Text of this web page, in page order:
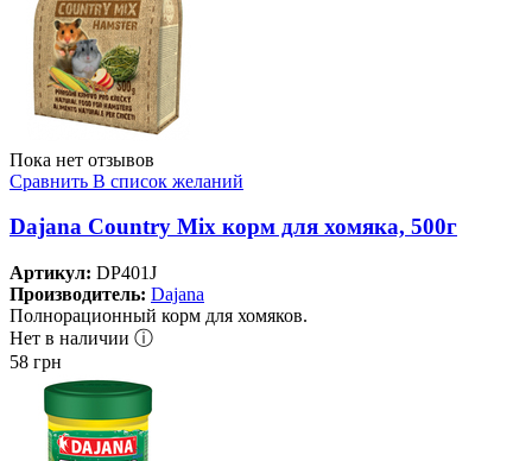
Пока нет отзывов
Сравнить В список желаний
Dajana Country Mix корм для хомяка, 500г
Артикул: DP401J
Производитель: Dajana
Полнорационный корм для хомяков.
Нет в наличии ⓘ
58 грн